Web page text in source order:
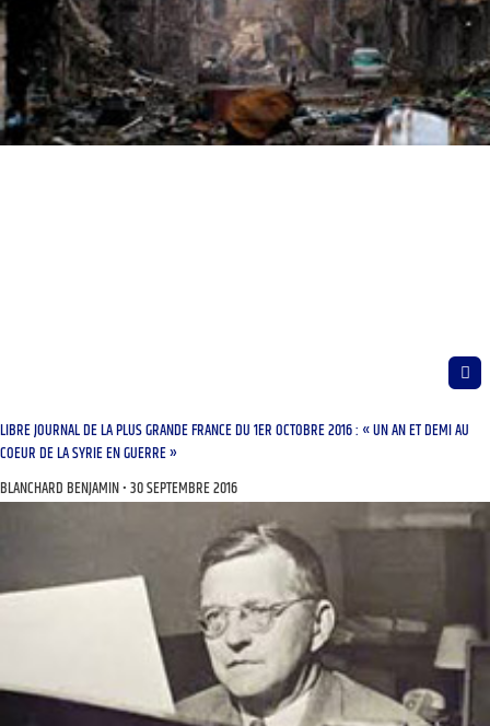
LIBRE JOURNAL DE LA PLUS GRANDE FRANCE DU 1ER OCTOBRE 2016 : « UN AN ET DEMI AU
COEUR DE LA SYRIE EN GUERRE »
BLANCHARD BENJAMIN 30 SEPTEMBRE 2016